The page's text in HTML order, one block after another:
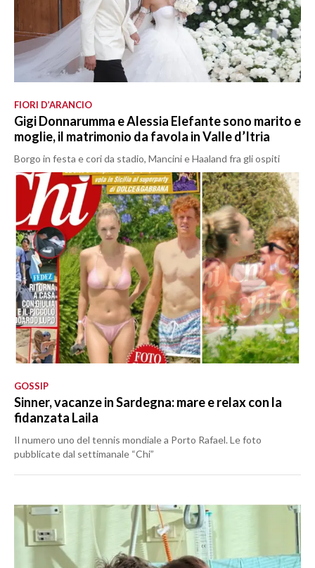
FIORI D’ARANCIO
Gigi Donnarumma e Alessia Elefante sono marito e
moglie, il matrimonio da favola in Valle d’Itria
Borgo in festa e cori da stadio, Mancini e Haaland fra gli ospiti
GOSSIP
Sinner, vacanze in Sardegna: mare e relax con la
fidanzata Laila
Il numero uno del tennis mondiale a Porto Rafael. Le foto
pubblicate dal settimanale “Chi”